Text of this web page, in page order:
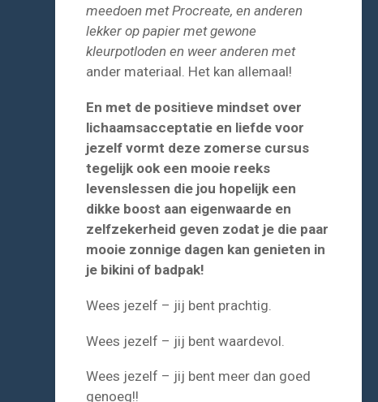
meedoen met Procreate, en anderen
lekker op papier met gewone
kleurpotloden en weer anderen met
ander materiaal. Het kan allemaal!
En met de positieve mindset over
lichaamsacceptatie en liefde voor
jezelf vormt deze zomerse cursus
tegelijk ook een mooie reeks
levenslessen die jou hopelijk een
dikke boost aan eigenwaarde en
zelfzekerheid geven zodat je die paar
mooie zonnige dagen kan genieten in
je bikini of badpak!
Wees jezelf – jij bent prachtig.
Wees jezelf – jij bent waardevol.
Wees jezelf – jij bent meer dan goed
genoeg!!